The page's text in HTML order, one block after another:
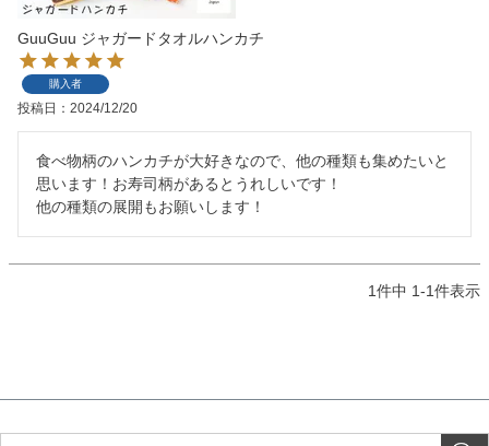
GuuGuu ジャガードタオルハンカチ
購入者
投稿日 2024/12/20
食べ物柄のハンカチが大好きなので、他の種類も集めたいと
思います！お寿司柄があるとうれしいです！
他の種類の展開もお願いします！
1件中 1-1件表示